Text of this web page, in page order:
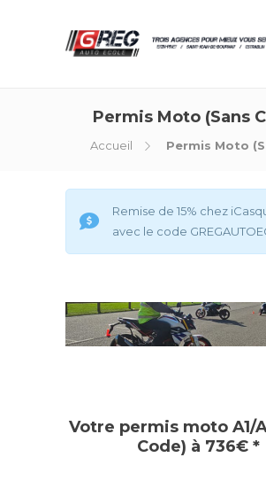
Permis Moto (Sans
Accueil Permis Moto
Remise de 15% chez
avec le code
Votre permis moto A1/
Code) à 736€ *